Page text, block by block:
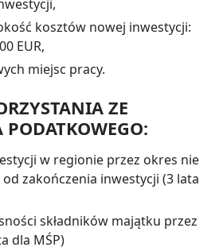
kosztów nowej inwestycji:
EUR,
miejsc pracy.
ZE
w regionie przez okres nie
zakończenia inwestycji (3 lata
składników majątku przez
dla MŚP)